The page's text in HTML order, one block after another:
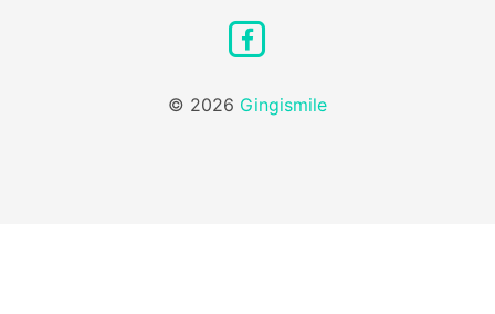
© 2026 Gingismile